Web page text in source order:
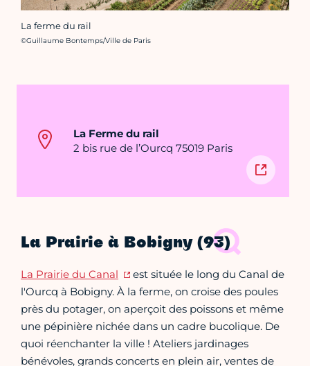
La ferme du rail
Crédit photo :
©Guillaume Bontemps/Ville de Paris
La Ferme du rail
2 bis rue de l’Ourcq 75019 Paris
La Prairie à Bobigny (93)
La Prairie du Canal
est située le long du Canal de
l'Ourcq à Bobigny. À la ferme, on croise des poules
près du potager, on aperçoit des poissons et même
une pépinière nichée dans un cadre bucolique. De
quoi réenchanter la ville ! Ateliers jardinages
bénévoles, grands concerts en plein air, ventes de